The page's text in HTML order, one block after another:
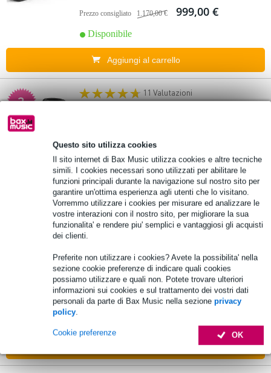
Questo sito utilizza cookies
Il sito internet di Bax Music utilizza cookies e altre tecniche
simili. I cookies necessari sono utilizzati per abilitare le
funzioni principali durante la navigazione sul nostro sito per
garantire un'ottima esperienza agli utenti che lo visitano.
Vorremmo utilizzare i cookies per misurare ed analizzare le
vostre interazioni con il nostro sito, per migliorare la sua
funzionalita' e rendere piu' semplici e vantaggiosi gli acquisti
dei clienti.
Preferite non utilizzare i cookies? Avete la possibilita' nella
sezione cookie preferenze di indicare quali cookies
possiamo utilizzare e quali non. Potete trovare ulteriori
informazioni sui cookies e sul trattamento dei vostri dati
personali da parte di Bax Music nella sezione privacy
policy.
OK
Cookie preferenze
Prezzo consigliato 1.170,00 € 999,00 €
Disponibile
Aggiungi al carrello
2.
11 Valutazioni
Prezzo consigliato 1.310,00 € 1.125,00 €
Disponibile
Aggiungi al carrello
Yamaha Stagepas 400BT sistema PA
portatile
Prezzo consigliato 839,00 € 700,00 €